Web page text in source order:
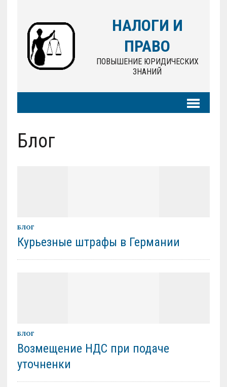
НАЛОГИ И
ПРАВО
ПОВЫШЕНИЕ ЮРИДИЧЕСКИХ
ЗНАНИЙ
Блог
БЛОГ
Курьезные штрафы в Германии
БЛОГ
Возмещение НДС при подаче
уточненки